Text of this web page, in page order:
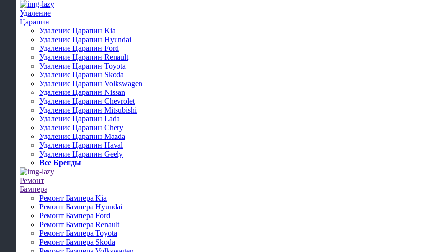
Удаление
Царапин
Удаление Царапин Kia
Удаление Царапин Hyundai
Удаление Царапин Ford
Удаление Царапин Renault
Удаление Царапин Toyota
Удаление Царапин Skoda
Удаление Царапин Volkswagen
Удаление Царапин Nissan
Удаление Царапин Chevrolet
Удаление Царапин Mitsubishi
Удаление Царапин Lada
Удаление Царапин Chery
Удаление Царапин Mazda
Удаление Царапин Haval
Удаление Царапин Geely
Все Бренды
Ремонт
Бампера
Ремонт Бампера Kia
Ремонт Бампера Hyundai
Ремонт Бампера Ford
Ремонт Бампера Renault
Ремонт Бампера Toyota
Ремонт Бампера Skoda